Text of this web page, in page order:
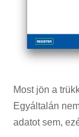
Most jön a
Egyáltalán
adatot sem,